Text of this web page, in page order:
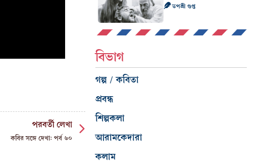
পরবর্তী লেখা
কবির সঙ্গে দেখা: পর্ব ৬০
তপশ্রী গুপ্ত
বিভাগ
গল্প / কবিতা
প্রবন্ধ
শিল্পকলা
আরামকেদারা
কলাম